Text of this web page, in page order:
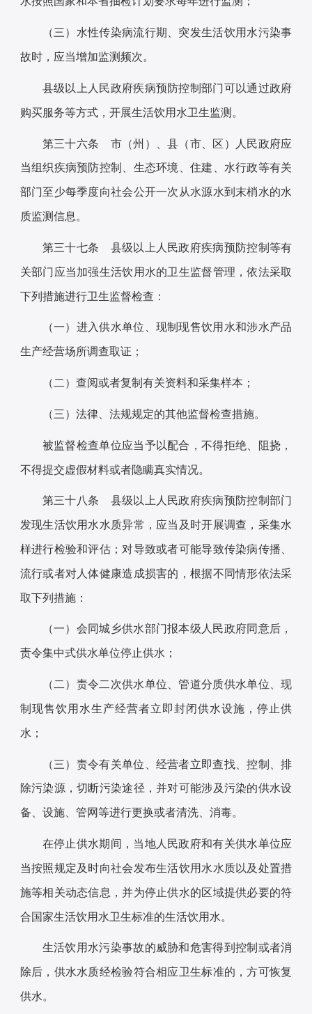
（三）水性传染病流行期、突发生活饮用水污染事
故时，应当增加监测频次。
县级以上人民政府疾病预防控制部门可以通过政府
购买服务等方式，开展生活饮用水卫生监测。
第三十六条 市（州）、县（市、区）人民政府应
当组织疾病预防控制、生态环境、住建、水行政等有关
部门至少每季度向社会公开一次从水源水到末梢水的水
质监测信息。
第三十七条 县级以上人民政府疾病预防控制等有
关部门应当加强生活饮用水的卫生监督管理，依法采取
下列措施进行卫生监督检查：
（一）进入供水单位、现制现售饮用水和涉水产品
生产经营场所调查取证；
（二）查阅或者复制有关资料和采集样本；
（三）法律、法规规定的其他监督检查措施。
被监督检查单位应当予以配合，不得拒绝、阻挠，
不得提交虚假材料或者隐瞒真实情况。
第三十八条 县级以上人民政府疾病预防控制部门
发现生活饮用水水质异常，应当及时开展调查，采集水
样进行检验和评估；对导致或者可能导致传染病传播、
流行或者对人体健康造成损害的，根据不同情形依法采
取下列措施：
（一）会同城乡供水部门报本级人民政府同意后，
责令集中式供水单位停止供水；
（二）责令二次供水单位、管道分质供水单位、现
制现售饮用水生产经营者立即封闭供水设施，停止供
水；
（三）责令有关单位、经营者立即查找、控制、排
除污染源，切断污染途径，并对可能涉及污染的供水设
备、设施、管网等进行更换或者清洗、消毒。
在停止供水期间，当地人民政府和有关供水单位应
当按照规定及时向社会发布生活饮用水水质以及处置措
施等相关动态信息，并为停止供水的区域提供必要的符
合国家生活饮用水卫生标准的生活饮用水。
生活饮用水污染事故的威胁和危害得到控制或者消
除后，供水水质经检验符合相应卫生标准的，方可恢复
供水。